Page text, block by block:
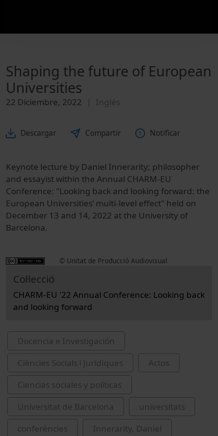
Shaping the future of European
Universities
22 Diciembre, 2022 Inglés
Descargar Compartir Notificar
Keynote lecture by Daniel Innerarity; philosopher
and essayist within the Annual CHARM-EU
Conference: "Looking back and looking forward: the
European Universities’ multi-level effect" held on
December 13 and 14, 2022 at the University of
Barcelona.
© Unitat de Producció Audiovisual
Col·lecció
CHARM-EU '22 Annual Conference: Looking back
and looking forward
Docencia e Investigación
Ciències Socials i Jurídiques
Actos
Ciencias sociales y políticas
Universitat de Barcelona
universitats
conferències
Innerarity, Daniel